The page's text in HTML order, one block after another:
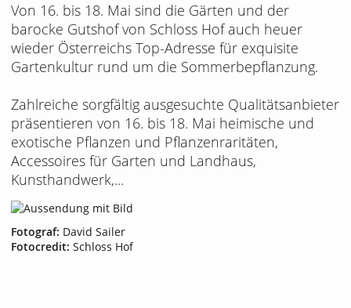
Von 16. bis 18. Mai sind die Gärten und der
barocke Gutshof von Schloss Hof auch heuer
wieder Österreichs Top-Adresse für exquisite
Gartenkultur rund um die Sommerbepflanzung.
Zahlreiche sorgfältig ausgesuchte Qualitätsanbieter
präsentieren von 16. bis 18. Mai heimische und
exotische Pflanzen und Pflanzenraritäten,
Accessoires für Garten und Landhaus,
Kunsthandwerk,...
Fotograf: David Sailer
Fotocredit: Schloss Hof